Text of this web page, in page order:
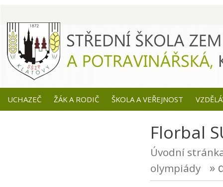
UCHAZEČ ŽÁK A RODIČ ŠKOLA A VEŘEJNOST
Florbal
Úvodní
olympiády »